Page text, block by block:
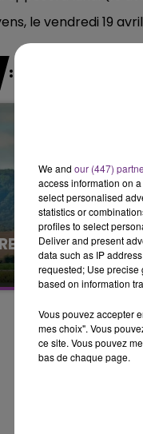
le vendredi 19
DE CHOOZ
la centrale
qui est
We and our (447)
access information on
select personalised
statistics or
profiles to select
Deliver and present
data such as IP
requested; Use precise
based on information
Vous pouvez accepter
mes choix". Vous
ce site. Vous pouvez
bas de chaque page.